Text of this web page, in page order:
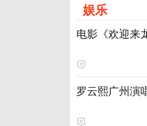
娱乐
电影《欢迎来
罗云熙广州演